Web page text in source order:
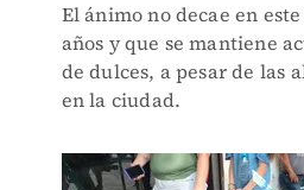
El ánimo no decae en
años y que se mantiene
de dulces, a pesar de las
en la ciudad.